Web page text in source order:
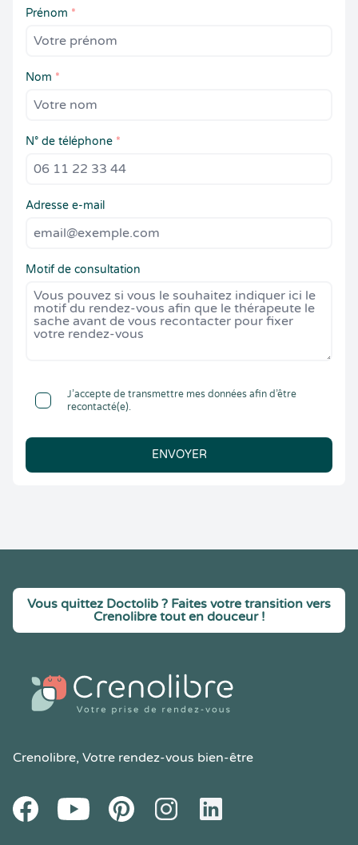
Prénom *
Nom *
N° de téléphone *
Adresse e-mail
Motif de consultation
J’accepte de transmettre mes données afin d’être
recontacté(e).
ENVOYER
Vous quittez Doctolib ? Faites votre transition vers
Crenolibre tout en douceur !
Crenolibre, Votre rendez-vous bien-être
FacebookYoutube PinteresetInstagramLinkedIn